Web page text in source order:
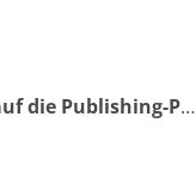
„DIE HARKE“/Nienburg zieht auf die Publishing-Plattform RND OnePlatform um und relauncht alle Digitalangebote